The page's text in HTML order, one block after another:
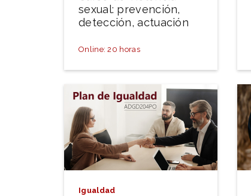
sexual: prevención,
detección, actuación
Online: 20 horas
Igualdad